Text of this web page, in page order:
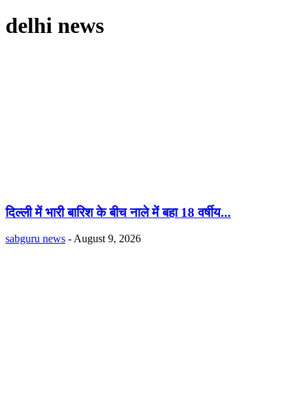
delhi news
दिल्ली में भारी बारिश के बीच नाले में बहा 18 वर्षीय...
sabguru news - August 9, 2026